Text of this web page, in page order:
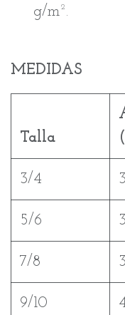
g/m².
MEDIDAS
Talla
3/4
5/6
7/8
9/10